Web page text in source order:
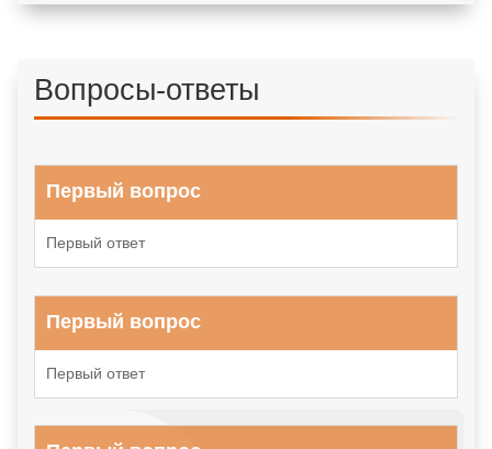
Вопросы-ответы
Первый вопрос
Первый ответ
Первый вопрос
Первый ответ